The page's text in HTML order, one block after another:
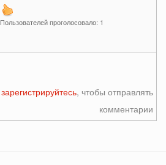
Пользователей проголосовало: 1
зарегистрируйтесь, чтобы отправлять
комментарии